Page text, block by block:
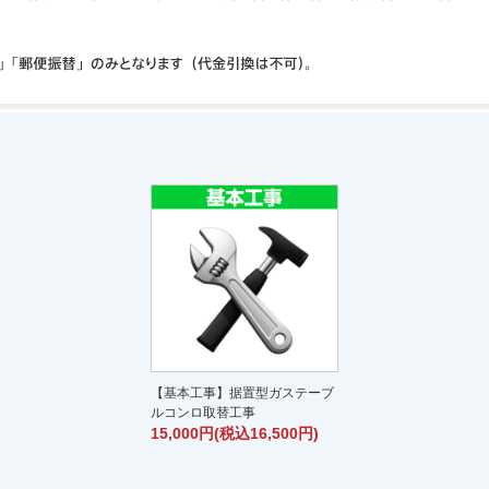
【基本工事】据置型ガステーブ
ルコンロ取替工事
15,000円(税込16,500円)